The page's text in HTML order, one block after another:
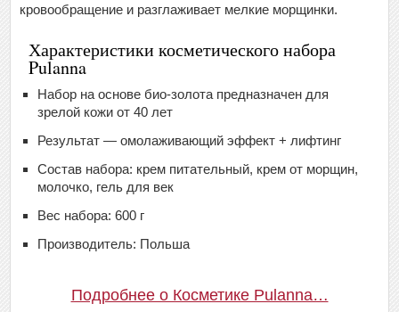
кровообращение и разглаживает мелкие морщинки.
Характеристики косметического набора
Pulanna
Набор на основе био-золота предназначен для
зрелой кожи от 40 лет
Результат — омолаживающий эффект + лифтинг
Состав набора: крем питательный, крем от морщин,
молочко, гель для век
Вес набора: 600 г
Производитель: Польша
Подробнее о Косметике Pulanna…